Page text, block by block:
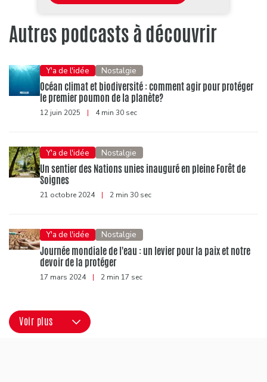
Autres podcasts à découvrir
Y'a de l'idée Nostalgie
Océan climat et biodiversité : comment agir pour protéger
le premier poumon de la planète?
12 juin 2025 | 4 min 30 sec
Y'a de l'idée Nostalgie
Un sentier des Nations unies inauguré en pleine Forêt de
Soignes
21 octobre 2024 | 2 min 30 sec
Y'a de l'idée Nostalgie
Journée mondiale de l'eau : un levier pour la paix et notre
devoir de la protéger
17 mars 2024 | 2 min 17 sec
Voir plus